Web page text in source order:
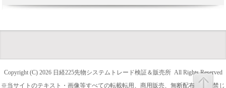
Copyright (C) 2026 日経225先物システムトレード検証＆販売所All Rights Reserved
※当サイトのテキスト・画像等すべての転載転用、商用販売、無断配布を固く禁じ